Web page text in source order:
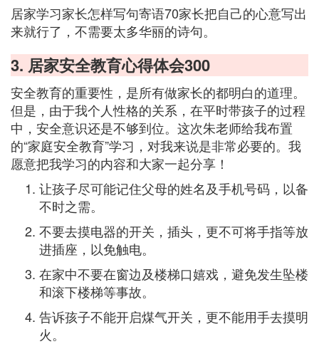
居家学习家长怎样写句寄语70家长把自己的心意写出
来就行了，不需要太多华丽的诗句。
3. 居家安全教育心得体会300
安全教育的重要性，是所有做家长的都明白的道理。
但是，由于我个人性格的关系，在平时带孩子的过程
中，安全意识还是不够到位。这次朱老师给我布置
的“家庭安全教育”学习，对我来说是非常必要的。我
愿意把我学习的内容和大家一起分享！
让孩子尽可能记住父母的姓名及手机号码，以备
不时之需。
不要去摸电器的开关，插头，更不可将手指等放
进插座，以免触电。
在家中不要在窗边及楼梯口嬉戏，避免发生坠楼
和滚下楼梯等事故。
告诉孩子不能开启煤气开关，更不能用手去摸明
火。